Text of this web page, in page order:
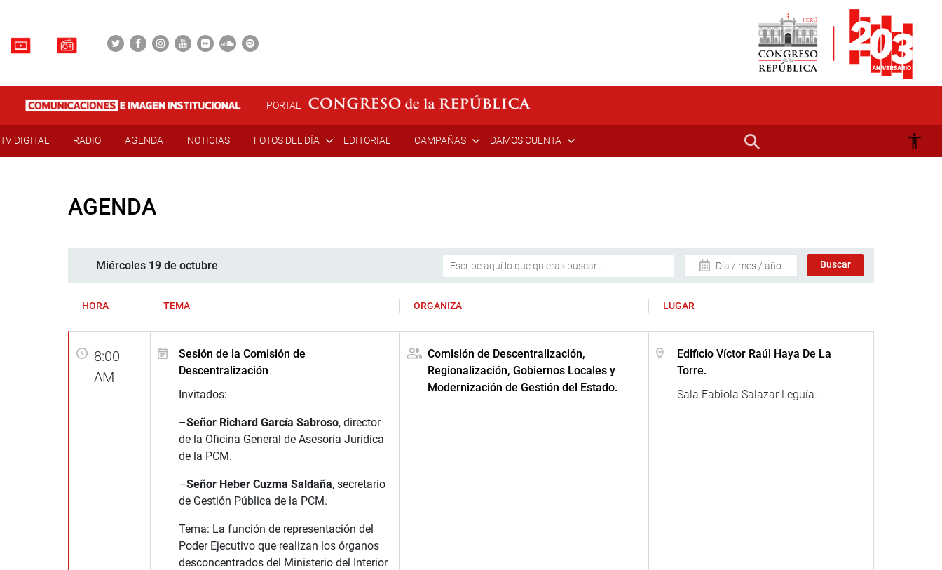
PORTAL
TV DIGITAL RADIO AGENDA NOTICIAS FOTOS DEL DÍA EDITORIAL CAMPAÑAS DAMOS CUENTA
AGENDA
Miércoles 19 de octubre Día / mes / año
HORA TEMA ORGANIZA LUGAR
8:00
AM
Sesión de la Comisión de
Descentralización
Invitados:
–Señor Richard García Sabroso, director
de la Oficina General de Asesoría Jurídica
de la PCM.
–Señor Heber Cuzma Saldaña, secretario
de Gestión Pública de la PCM.
Tema: La función de representación del
Poder Ejecutivo que realizan los órganos
desconcentrados del Ministerio del Interior
Comisión de Descentralización,
Regionalización, Gobiernos Locales y
Modernización de Gestión del Estado.
Edificio Víctor Raúl Haya De La
Torre.
Sala Fabiola Salazar Leguía.